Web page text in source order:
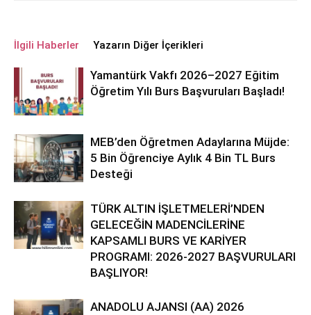
İlgili Haberler Yazarın Diğer İçerikleri
Yamantürk Vakfı 2026–2027 Eğitim
Öğretim Yılı Burs Başvuruları Başladı!
MEB’den Öğretmen Adaylarına Müjde:
5 Bin Öğrenciye Aylık 4 Bin TL Burs
Desteği
TÜRK ALTIN İŞLETMELERİ’NDEN
GELECEĞİN MADENCİLERİNE
KAPSAMLI BURS VE KARİYER
PROGRAMI: 2026-2027 BAŞVURULARI
BAŞLIYOR!
ANADOLU AJANSI (AA) 2026